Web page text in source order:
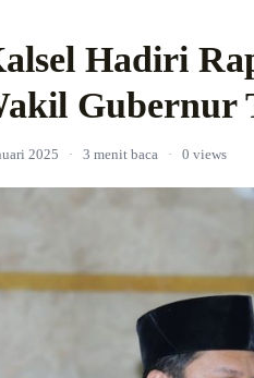
Hadiri
Gubernur
2025 · 3 menit baca · 0 views